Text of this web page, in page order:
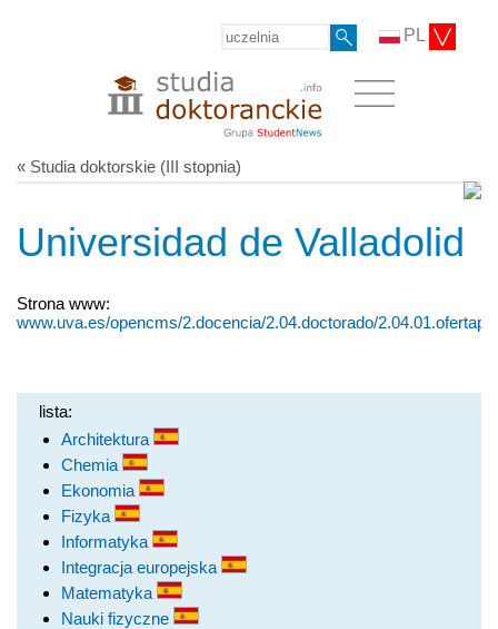
PL
« Studia doktorskie (III stopnia)
Universidad de Valladolid
Strona www:
www.uva.es/opencms/2.docencia/2.04.doctorado/
lista:
Architektura
Chemia
Ekonomia
Fizyka
Informatyka
Integracja europejska
Matematyka
Nauki fizyczne